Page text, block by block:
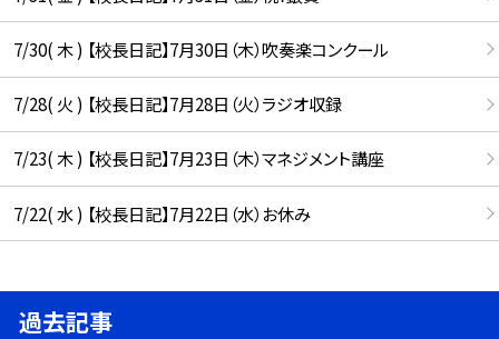
7/30( 木 ) 【校長日記】7月30日（木）吹奏楽コンクール
7/28( 火 ) 【校長日記】7月28日（火）ラジオ収録
7/23( 木 ) 【校長日記】7月23日（木）マネジメント講座
7/22( 水 ) 【校長日記】7月22日（水）お休み
過去記事